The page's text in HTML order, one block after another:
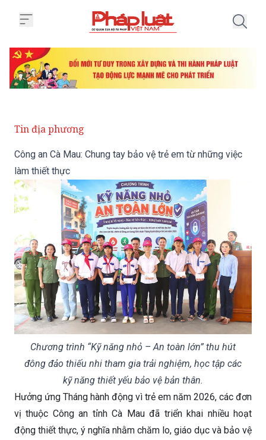
Tin địa phương
Công an Cà Mau: Chung tay bảo vệ trẻ em từ những việc
làm thiết thực
Chương trình “Kỹ năng nhỏ – An toàn lớn” thu hút
đông đảo thiếu nhi tham gia trải nghiệm, học tập các
kỹ năng thiết yếu bảo vệ bản thân.
Hưởng ứng Tháng hành động vì trẻ em năm 2026, các đơn
vị thuộc Công an tỉnh Cà Mau đã triển khai nhiều hoạt
động thiết thực, ý nghĩa nhằm chăm lo, giáo dục và bảo vệ